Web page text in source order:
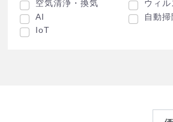
空気清浄・換気
ウィ
AI
自動
IoT